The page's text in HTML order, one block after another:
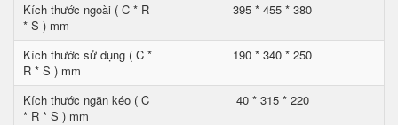
Kích thước ngoài ( C * R
* S ) mm
395 * 455 * 380
Kích thước sử dụng ( C *
R * S ) mm
190 * 340 * 250
Kích thước ngăn kéo ( C
* R * S ) mm
40 * 315 * 220